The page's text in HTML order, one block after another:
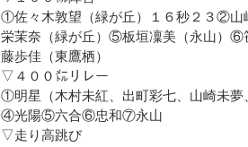
①佐々木敦望（緑が丘）１６秒２３②
栄茉奈（緑が丘）⑤板垣凜美（永山）
藤歩佳（東鷹栖）
▽４００㍍リレー
①明星（木村未紅、出町彩七、山崎未
④光陽⑤六合⑥忠和⑦永山
▽走り高跳び